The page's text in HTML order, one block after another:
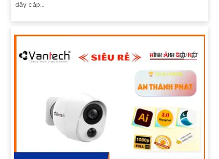
dây cáp...